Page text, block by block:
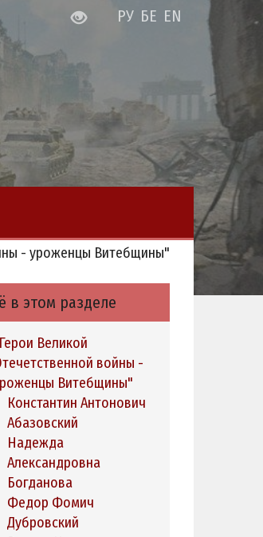
РУ БЕ EN
- уроженцы Витебщины"
в этом разделе
войны -
Витебщины"
Константин Антонович
Абазовский
Надежда
Александровна
Богданова
Федор Фомич
Дубровский